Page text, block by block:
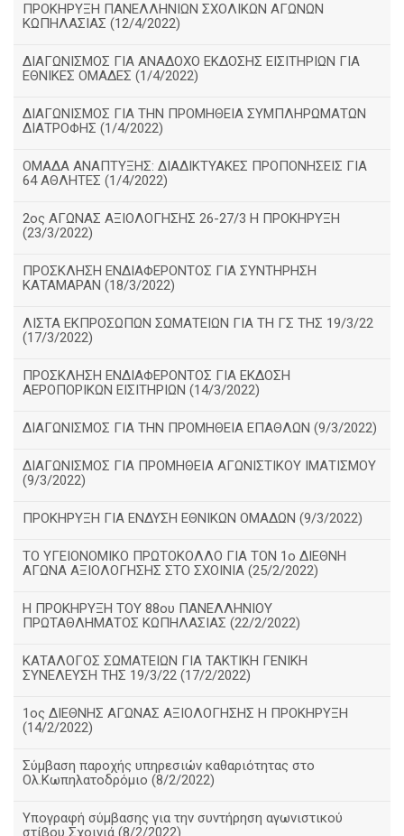
ΠΡΟΚΗΡΥΞΗ ΠΑΝΕΛΛΗΝΙΩΝ ΣΧΟΛΙΚΩΝ ΑΓΩΝΩΝ
ΚΩΠΗΛΑΣΙΑΣ (12/4/2022)
ΔΙΑΓΩΝΙΣΜΟΣ ΓΙΑ ΑΝΑΔΟΧΟ ΕΚΔΟΣΗΣ ΕΙΣΙΤΗΡΙΩΝ ΓΙΑ
ΕΘΝΙΚΕΣ ΟΜΑΔΕΣ (1/4/2022)
ΔΙΑΓΩΝΙΣΜΟΣ ΓΙΑ ΤΗΝ ΠΡΟΜΗΘΕΙΑ ΣΥΜΠΛΗΡΩΜΑΤΩΝ
ΔΙΑΤΡΟΦΗΣ (1/4/2022)
ΟΜΑΔΑ ΑΝΑΠΤΥΞΗΣ: ΔΙΑΔΙΚΤΥΑΚΕΣ ΠΡΟΠΟΝΗΣΕΙΣ ΓΙΑ
64 ΑΘΛΗΤΕΣ (1/4/2022)
2ος ΑΓΩΝΑΣ ΑΞΙΟΛΟΓΗΣΗΣ 26-27/3 Η ΠΡΟΚΗΡΥΞΗ
(23/3/2022)
ΠΡΟΣΚΛΗΣΗ ΕΝΔΙΑΦΕΡΟΝΤΟΣ ΓΙΑ ΣΥΝΤΗΡΗΣΗ
ΚΑΤΑΜΑΡΑΝ (18/3/2022)
ΛΙΣΤΑ ΕΚΠΡΟΣΩΠΩΝ ΣΩΜΑΤΕΙΩΝ ΓΙΑ ΤΗ ΓΣ ΤΗΣ 19/3/22
(17/3/2022)
ΠΡΟΣΚΛΗΣΗ ΕΝΔΙΑΦΕΡΟΝΤΟΣ ΓΙΑ ΕΚΔΟΣΗ
ΑΕΡΟΠΟΡΙΚΩΝ ΕΙΣΙΤΗΡΙΩΝ (14/3/2022)
ΔΙΑΓΩΝΙΣΜΟΣ ΓΙΑ ΤΗΝ ΠΡΟΜΗΘΕΙΑ ΕΠΑΘΛΩΝ (9/3/2022)
ΔΙΑΓΩΝΙΣΜΟΣ ΓΙΑ ΠΡΟΜΗΘΕΙΑ ΑΓΩΝΙΣΤΙΚΟΥ ΙΜΑΤΙΣΜΟΥ
(9/3/2022)
ΠΡΟΚΗΡΥΞΗ ΓΙΑ ΕΝΔΥΣΗ ΕΘΝΙΚΩΝ ΟΜΑΔΩΝ (9/3/2022)
ΤΟ ΥΓΕΙΟΝΟΜΙΚΟ ΠΡΩΤΟΚΟΛΛΟ ΓΙΑ ΤΟΝ 1ο ΔΙΕΘΝΗ
ΑΓΩΝΑ ΑΞΙΟΛΟΓΗΣΗΣ ΣΤΟ ΣΧΟΙΝΙΑ (25/2/2022)
Η ΠΡΟΚΗΡΥΞΗ ΤΟΥ 88ου ΠΑΝΕΛΛΗΝΙΟΥ
ΠΡΩΤΑΘΛΗΜΑΤΟΣ ΚΩΠΗΛΑΣΙΑΣ (22/2/2022)
ΚΑΤΑΛΟΓΟΣ ΣΩΜΑΤΕΙΩΝ ΓΙΑ ΤΑΚΤΙΚΗ ΓΕΝΙΚΗ
ΣΥΝΕΛΕΥΣΗ ΤΗΣ 19/3/22 (17/2/2022)
1ος ΔΙΕΘΝΗΣ ΑΓΩΝΑΣ ΑΞΙΟΛΟΓΗΣΗΣ Η ΠΡΟΚΗΡΥΞΗ
(14/2/2022)
Σύμβαση παροχής υπηρεσιών καθαριότητας στο
Ολ.Κωπηλατοδρόμιο (8/2/2022)
Υπογραφή σύμβασης για την συντήρηση αγωνιστικού
στίβου Σχοινιά (8/2/2022)